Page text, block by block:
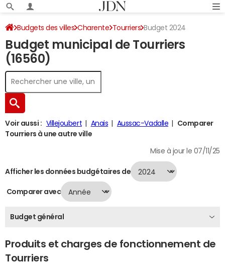
Budgets des villes Charente Tourriers Budget 2024
Budget municipal de Tourriers
(16560)
Voir aussi : Villejoubert Anais Aussac-Vadalle
Comparer
Tourriers à une autre ville
Mise à jour le 07/11/25
Afficher les données budgétaires de
Comparer avec
Budget général
Produits et charges de fonctionnement de
Tourriers